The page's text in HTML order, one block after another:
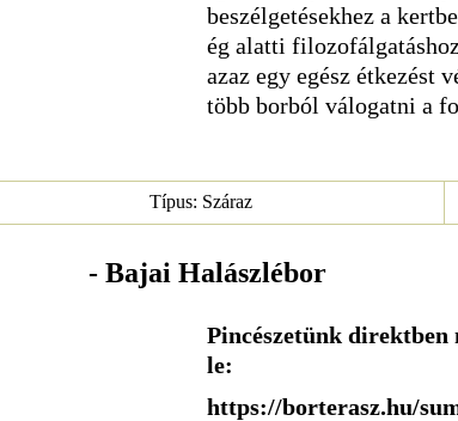
beszélgetésekhez a
ég alatti
azaz egy egész étkezést
több borból válogatni a
Típus: Száraz
- Bajai Halászlébor
Pincészetünk
le:
https://borterasz.hu/